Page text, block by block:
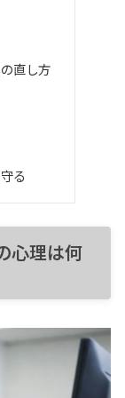
直し方
る
心理は何